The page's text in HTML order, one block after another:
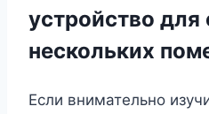
устройство для
нескольких
Если внимательно